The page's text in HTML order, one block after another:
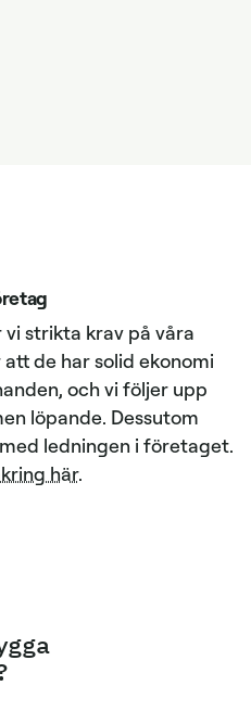
strikta krav på våra
de har solid ekonomi
och vi följer upp
löpande. Dessutom
ledningen i företaget.
här.